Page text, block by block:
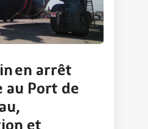
en arrêt
au Port de